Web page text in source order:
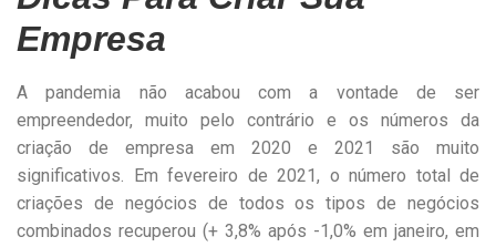
Empresa
A pandemia não acabou com a vontade de ser
empreendedor, muito pelo contrário e os números da
criação de empresa em 2020 e 2021 são muito
significativos. Em fevereiro de 2021, o número total de
criações de negócios de todos os tipos de negócios
combinados recuperou (+ 3,8% após -1,0% em janeiro, em